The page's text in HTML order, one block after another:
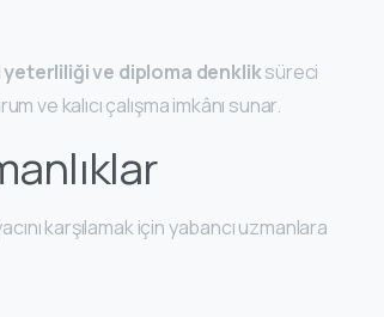
yeterliliği ve diploma denkliksüreci
ve kalıcı çalışma imkânı sunar.
karşılamak için yabancı uzmanlara